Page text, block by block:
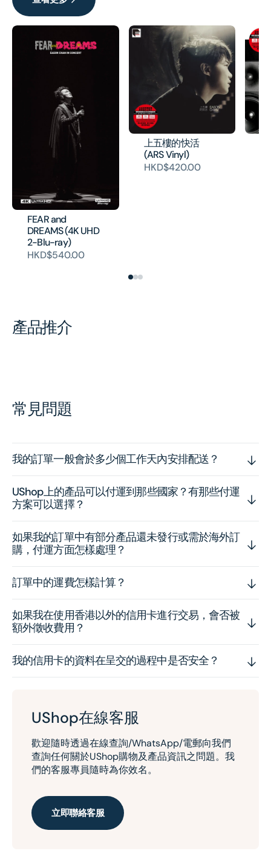
FEAR and
DREAMS (4K UHD
2-Blu-ray)
HKD$540.00
上五樓的快活
(ARS Vinyl)
HKD$420.00
產品推介
常見問題
我的訂單一般會於多少個工作天內安排配送？
UShop上的產品可以付運到那些國家？有那些付運
方案可以選擇？
如果我的訂單中有部分產品還未發行或需於海外訂
購，付運方面怎樣處理？
訂單中的運費怎樣計算？
如果我在使用香港以外的信用卡進行交易，會否被
額外徵收費用？
我的信用卡的資料在呈交的過程中是否安全？
UShop在線客服
歡迎隨時透過在線查詢/WhatsApp/電郵向我們
查詢任何關於UShop購物及產品資訊之問題。我
們的客服專員隨時為你效名。
立即聯絡客服